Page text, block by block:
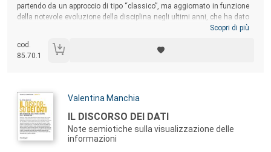
partendo da un approccio di tipo “classico”, ma aggiornato in funzione
della notevole evoluzione della disciplina negli ultimi anni, che ha dato
vita a una cultura progettuale centrata sull’utente e finalizzata al
tutte le persone professionalmente impegnate nella progettazione di
sistemi di lavoro e di vita, interessate ai vari aspetti dell’interazione
Scopri di più
cod.
85.70.1
Autori:
Valentina Manchia
Titolo:
IL DISCORSO DEI DATI
Note semiotiche sulla visualizzazione delle
informazioni